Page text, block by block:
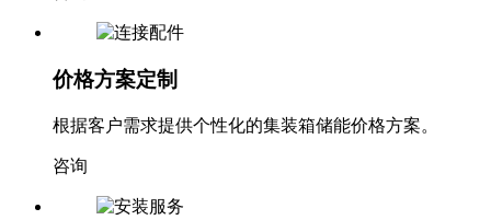
价格方案定制
根据客户需求提供个性化的集装箱储能价格方案。
咨询